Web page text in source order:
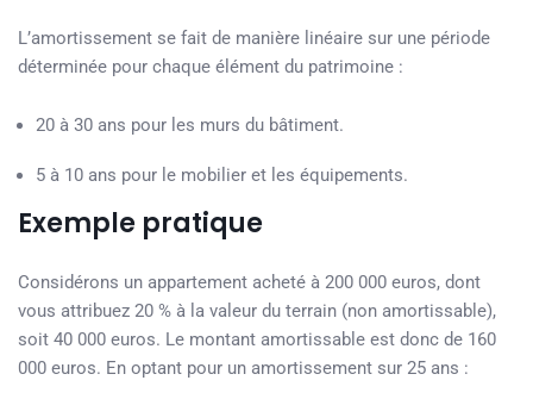
L’amortissement se fait de manière linéaire sur une période
déterminée pour chaque élément du patrimoine :
20 à 30 ans pour les murs du bâtiment.
5 à 10 ans pour le mobilier et les équipements.
Exemple pratique
Considérons un appartement acheté à 200 000 euros, dont
vous attribuez 20 % à la valeur du terrain (non amortissable),
soit 40 000 euros. Le montant amortissable est donc de 160
000 euros. En optant pour un amortissement sur 25 ans :